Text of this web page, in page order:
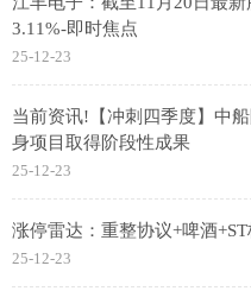
3.11%-即时焦点
25-12-23
当前资讯!【冲刺四季度】中
身项目取得阶段性成果
25-12-23
涨停雷达：重整协议+啤酒
25-12-23